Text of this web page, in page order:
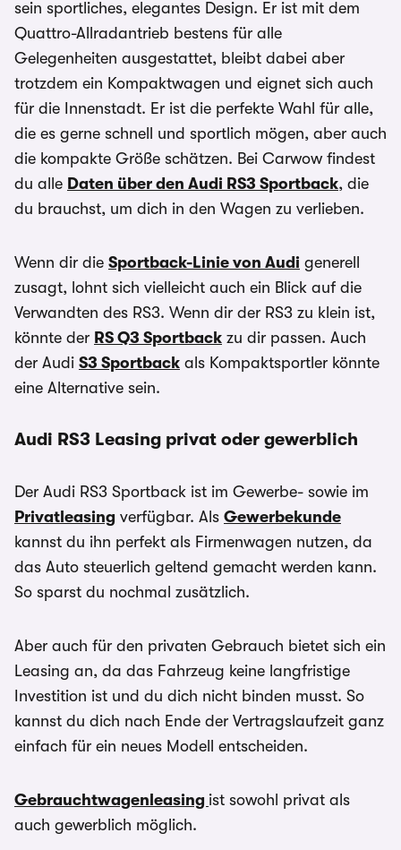
sein sportliches, elegantes Design. Er ist mit dem
Quattro-Allradantrieb bestens für alle
Gelegenheiten ausgestattet, bleibt dabei aber
trotzdem ein Kompaktwagen und eignet sich auch
für die Innenstadt. Er ist die perfekte Wahl für alle,
die es gerne schnell und sportlich mögen, aber auch
die kompakte Größe schätzen. Bei Carwow findest
du alle Daten über den Audi RS3 Sportback, die
du brauchst, um dich in den Wagen zu verlieben.
Wenn dir die Sportback-Linie von Audi generell
zusagt, lohnt sich vielleicht auch ein Blick auf die
Verwandten des RS3. Wenn dir der RS3 zu klein ist,
könnte der RS Q3 Sportback zu dir passen. Auch
der Audi S3 Sportback als Kompaktsportler könnte
eine Alternative sein.
Audi RS3 Leasing privat oder gewerblich
Der Audi RS3 Sportback ist im Gewerbe- sowie im
Privatleasing verfügbar. Als Gewerbekunde
kannst du ihn perfekt als Firmenwagen nutzen, da
das Auto steuerlich geltend gemacht werden kann.
So sparst du nochmal zusätzlich.
Aber auch für den privaten Gebrauch bietet sich ein
Leasing an, da das Fahrzeug keine langfristige
Investition ist und du dich nicht binden musst. So
kannst du dich nach Ende der Vertragslaufzeit ganz
einfach für ein neues Modell entscheiden.
Gebrauchtwagenleasing ist sowohl privat als
auch gewerblich möglich.